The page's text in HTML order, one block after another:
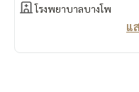
📍เครื่องใช้ไฟฟ้าครบ
* ตู้เย็น 2 ประตู
โรงพยาบาลบางโพ
แ